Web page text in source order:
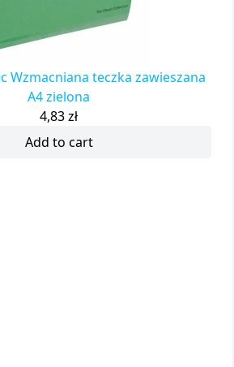
Wzmacniana teczka zawieszana
A4 zielona
4,83zł
Add to cart